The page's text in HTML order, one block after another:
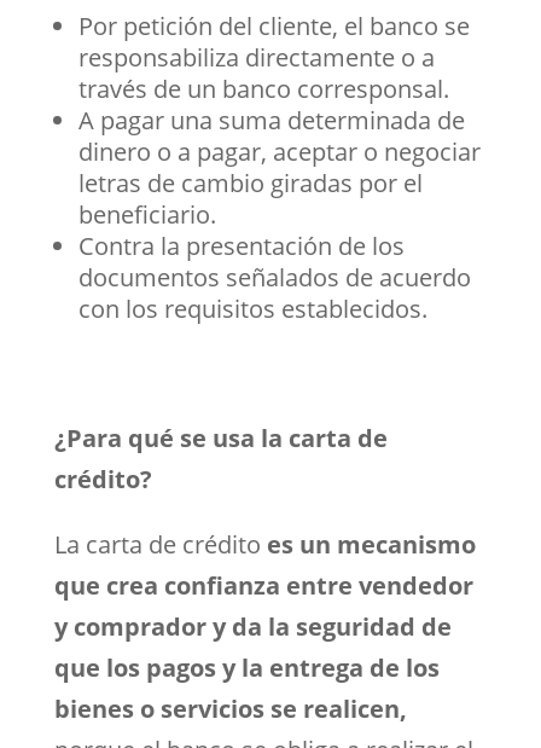
Por petición del cliente, el banco se
responsabiliza directamente o a
través de un banco corresponsal.
A pagar una suma determinada de
dinero o a pagar, aceptar o negociar
letras de cambio giradas por el
beneficiario.
Contra la presentación de los
documentos señalados de acuerdo
con los requisitos establecidos.
¿Para qué se usa la carta de
crédito?
La carta de crédito es un mecanismo
que crea confianza entre vendedor
y comprador y da la seguridad de
que los pagos y la entrega de los
bienes o servicios se realicen,